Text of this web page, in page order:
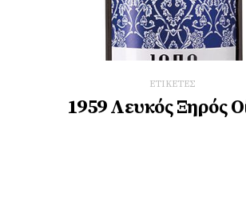
ΕΤΙΚΕΤΕΣ
1959 Λευκός Ξηρός